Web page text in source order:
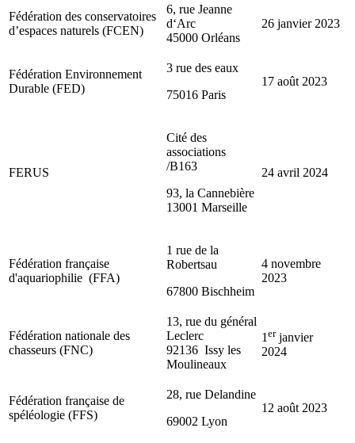
Fédération des conservatoires
d’espaces naturels (FCEN)
6, rue Jeanne
d‘Arc
45000 Orléans
26 janvier 2023
Fédération Environnement
Durable (FED)
3 rue des eaux
75016 Paris
17 août 2023
FERUS
Cité des
associations
/B163
93, la Cannebière
13001 Marseille
24 avril 2024
Fédération française
d'aquariophilie (FFA)
1 rue de la
Robertsau
67800 Bischheim
4 novembre
2023
Fédération nationale des
chasseurs (FNC)
13, rue du général
Leclerc
92136 Issy les
Moulineaux
1 erjanvier
2024
Fédération française de
spéléologie (FFS)
28, rue Delandine
69002 Lyon
12 août 2023